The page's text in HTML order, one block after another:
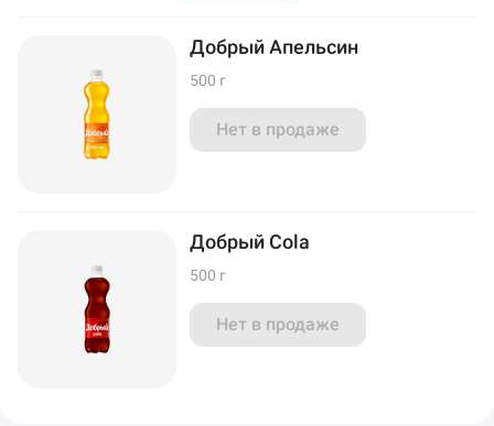
Добрый Апельсин
500 г
Нет в продаже
Добрый Cola
500 г
Нет в продаже